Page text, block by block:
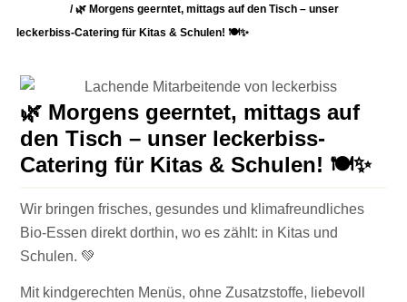
/🌿 Morgens geerntet, mittags auf den Tisch – unser
leckerbiss-Catering für Kitas & Schulen! 🍽✨
🌿 Morgens geerntet, mittags auf
den Tisch – unser leckerbiss-
Catering für Kitas & Schulen! 🍽✨
Wir bringen frisches, gesundes und klimafreundliches
Bio-Essen direkt dorthin, wo es zählt: in Kitas und
Schulen. 💚
Mit kindgerechten Menüs, ohne Zusatzstoffe, liebevoll